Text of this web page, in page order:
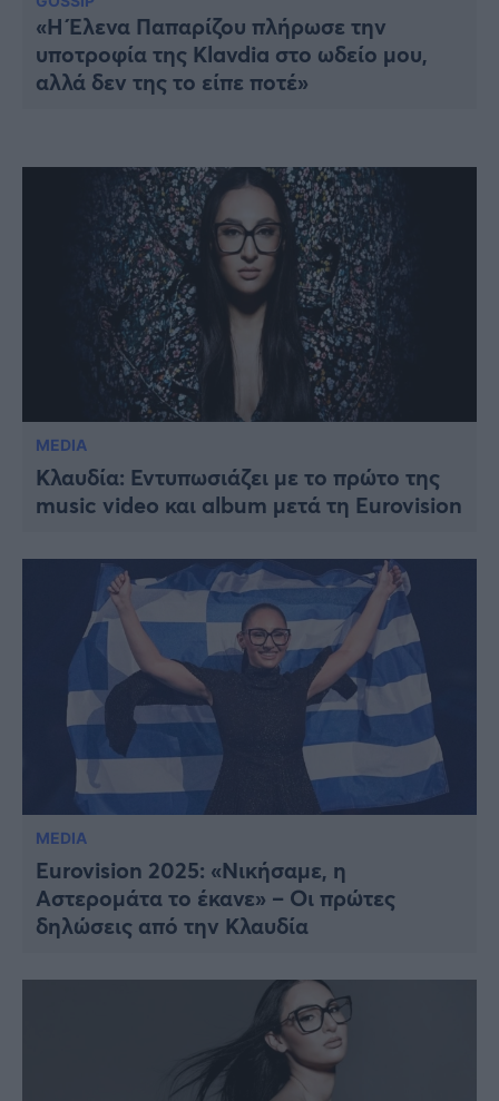
Υγεία
Γυναίκα
Viral
Κουζίνα
Ζώδια
Pet
Πίστη
«Η Έλενα Παπαρίζου πλήρωσε την
υποτροφία της Klavdia στο ωδείο μου,
αλλά δεν της το είπε ποτέ»
MEDIA
Κλαυδία: Εντυπωσιάζει με το πρώτο της
music video και album μετά τη Eurovision
MEDIA
Eurovision 2025: «Νικήσαμε, η
Αστερομάτα το έκανε» – Οι πρώτες
δηλώσεις από την Κλαυδία